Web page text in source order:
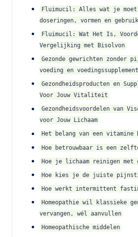
Fluimucil: Alles wat je moet
doseringen, vormen en gebruik
Fluimucil: Wat Het Is,
Vergelijking met Bisolvon
Gezonde gewrichten zonder
voeding en
Gezondheidsproducten en
Voor Jouw Vitaliteit
Gezondheidsvoordelen van
voor Jouw Lichaam
Het belang van een vitamine
Hoe betrouwbaar is een
Hoe je lichaam reinigen met
Hoe kies je de juiste
Hoe werkt intermittent
Homeopathie wil klassieke
vervangen, wél aanvullen
Homeopathische middelen